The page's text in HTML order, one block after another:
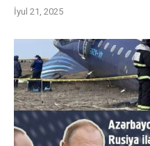
İyul 21, 2025